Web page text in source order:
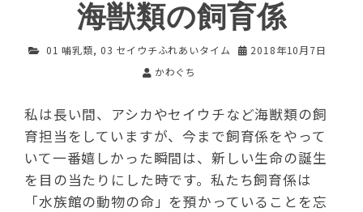
海獣類の飼育係
01 哺乳類, 03 セイウチふれあいタイム
2018年10月7日
かわぐち
私は長い間、アシカやセイウチなど海獣類の飼
育担当をしていますが、今まで飼育係をやって
いて一番嬉しかった瞬間は、新しい生命の誕生
を目の当たりにした時です。私たち飼育係は
「水族館の動物の命」を預かっていることを忘